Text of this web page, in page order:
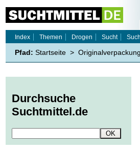
Index
Themen Drogen Sucht
Pfad: Startseite >
Durchsuche
Suchtmittel.de